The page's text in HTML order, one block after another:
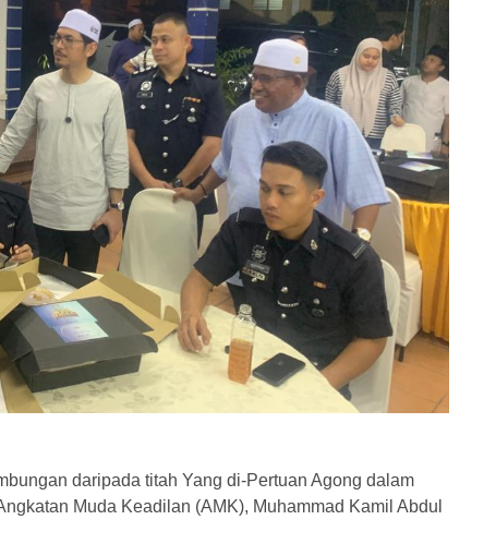
daripada titah Yang di-Pertuan Agong dalam
Muda Keadilan (AMK), Muhammad Kamil Abdul